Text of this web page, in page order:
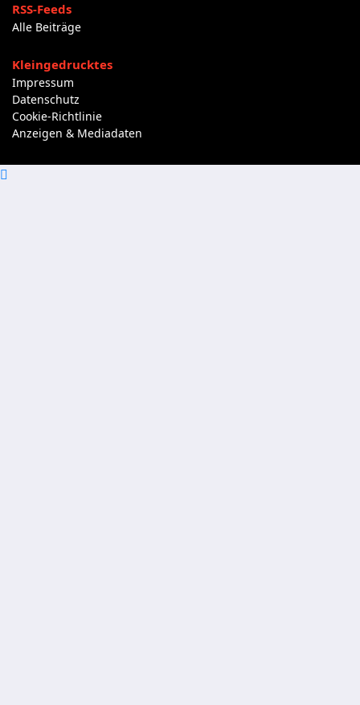
RSS-Feeds
Alle Beiträge
Kleingedrucktes
Impressum
Datenschutz
Cookie-Richtlinie
Anzeigen & Mediadaten